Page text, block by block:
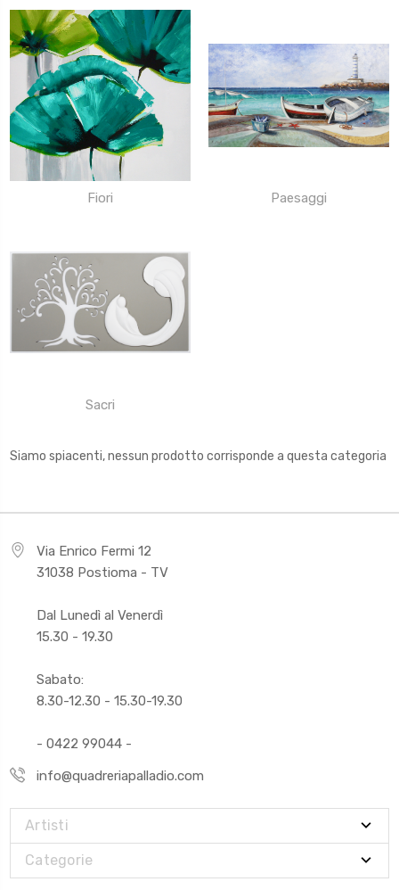
Fiori Paesaggi
Sacri
Siamo spiacenti, nessun prodotto corrisponde a questa categoria
Via Enrico Fermi 12
31038 Postioma - TV
Dal Lunedì al Venerdì
15.30 - 19.30
Sabato:
8.30-12.30 - 15.30-19.30
- 0422 99044 -
info@quadreriapalladio.com
Artisti
Categorie